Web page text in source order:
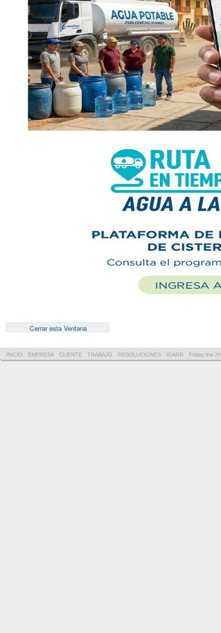
INICIO EMPRESA CLIENTE TRABAJO RESOLUCIONES IOARR Friday the